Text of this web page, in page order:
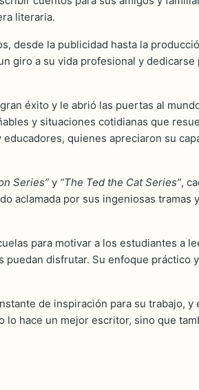
literaria.
desde la publicidad hasta la
giro a su vida profesional y dedicarse
éxito y le abrió las puertas al
y situaciones cotidianas que
quienes apreciaron su
Series” y “The Ted the Cat Series”,
aclamada por sus ingeniosas tramas
para motivar a los estudiantes a
disfrutar. Su enfoque práctico
de inspiración para su trabajo, y
hace un mejor escritor, sino que